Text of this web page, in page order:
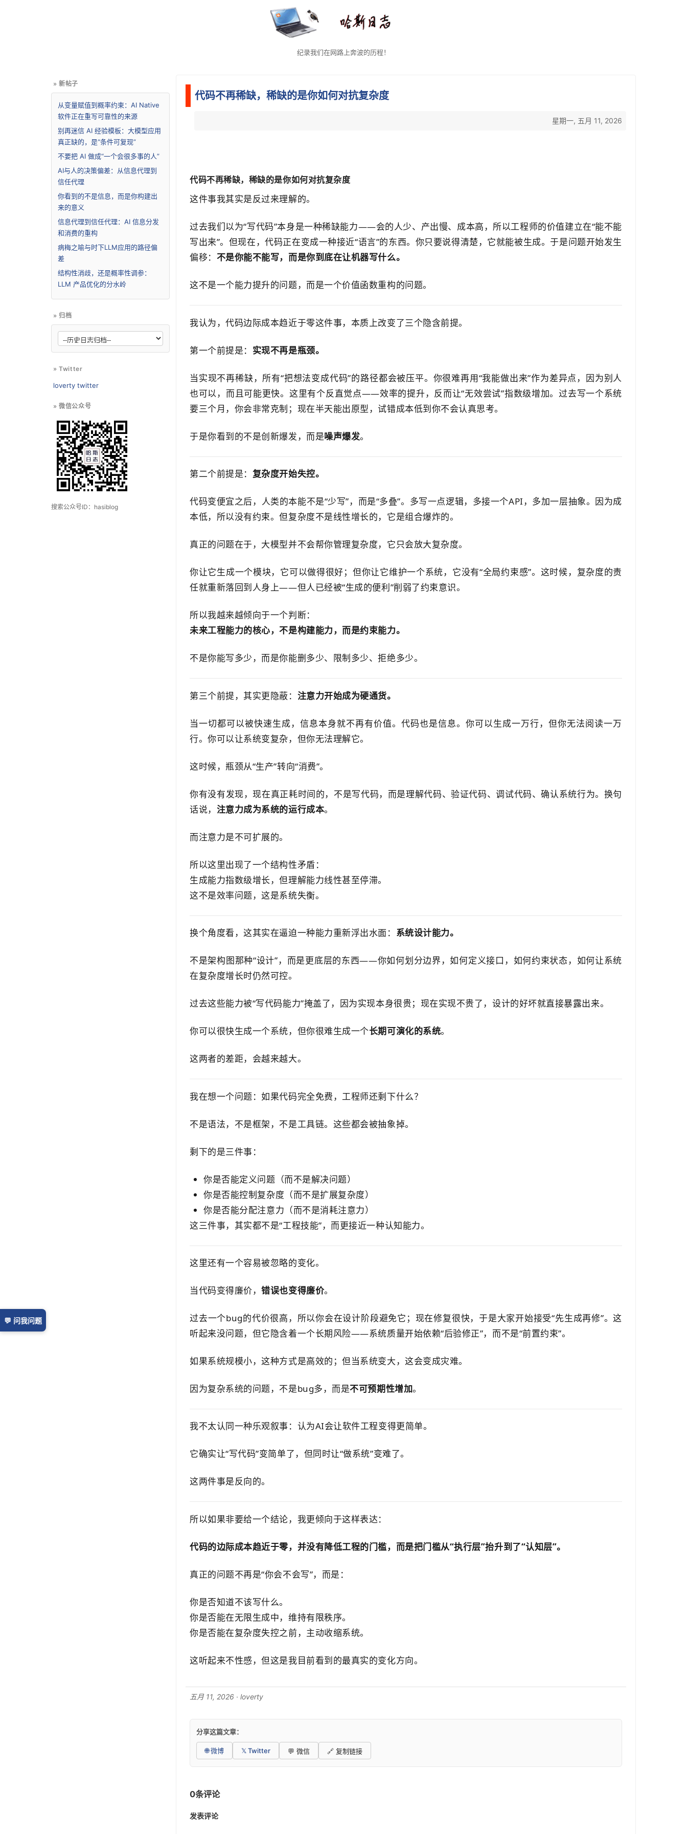
纪录我们在网路上奔波的历程！
» 新帖子
从变量赋值到概率约束：AI Native
软件正在重写可靠性的来源
别再迷信 AI 经验模板：大模型应用
真正缺的，是“条件可复现”
不要把 AI 做成“一个会很多事的人”
AI与人的决策偏差：从信息代理到
信任代理
你看到的不是信息，而是你构建出
来的意义
信息代理到信任代理：AI 信息分发
和消费的重构
病梅之喻与时下LLM应用的路径偏
差
结构性消歧，还是概率性调参：
LLM 产品优化的分水岭
» 归档
» Twitter
loverty twitter
» 微信公众号
搜索公众号ID：hasiblog
代码不再稀缺，稀缺的是你如何对抗复杂度
星期一, 五月 11, 2026
代码不再稀缺，稀缺的是你如何对抗复杂度
这件事我其实是反过来理解的。
过去我们以为“写代码”本身是一种稀缺能力——会的人少、产出慢、成本高，所以工程师的价值建立在“能不能
写出来”。但现在，代码正在变成一种接近“语言”的东西。你只要说得清楚，它就能被生成。于是问题开始发生
偏移： 不是你能不能写，而是你到底在让机器写什么。
这不是一个能力提升的问题，而是一个价值函数重构的问题。
我认为，代码边际成本趋近于零这件事，本质上改变了三个隐含前提。
第一个前提是： 实现不再是瓶颈。
当实现不再稀缺，所有“把想法变成代码”的路径都会被压平。你很难再用“我能做出来”作为差异点，因为别人
也可以，而且可能更快。这里有个反直觉点——效率的提升，反而让“无效尝试”指数级增加。过去写一个系统
要三个月，你会非常克制；现在半天能出原型，试错成本低到你不会认真思考。
于是你看到的不是创新爆发，而是噪声爆发。
第二个前提是： 复杂度开始失控。
代码变便宜之后，人类的本能不是“少写”，而是“多叠”。多写一点逻辑，多接一个API，多加一层抽象。因为成
本低，所以没有约束。但复杂度不是线性增长的，它是组合爆炸的。
真正的问题在于，大模型并不会帮你管理复杂度，它只会放大复杂度。
你让它生成一个模块，它可以做得很好；但你让它维护一个系统，它没有“全局约束感”。这时候，复杂度的责
任就重新落回到人身上——但人已经被“生成的便利”削弱了约束意识。
所以我越来越倾向于一个判断：
未来工程能力的核心，不是构建能力，而是约束能力。
不是你能写多少，而是你能删多少、限制多少、拒绝多少。
第三个前提，其实更隐蔽： 注意力开始成为硬通货。
当一切都可以被快速生成，信息本身就不再有价值。代码也是信息。你可以生成一万行，但你无法阅读一万
行。你可以让系统变复杂，但你无法理解它。
这时候，瓶颈从“生产”转向“消费”。
你有没有发现，现在真正耗时间的，不是写代码，而是理解代码、验证代码、调试代码、确认系统行为。换句
话说， 注意力成为系统的运行成本。
而注意力是不可扩展的。
所以这里出现了一个结构性矛盾：
生成能力指数级增长，但理解能力线性甚至停滞。
这不是效率问题，这是系统失衡。
换个角度看，这其实在逼迫一种能力重新浮出水面： 系统设计能力。
不是架构图那种“设计”，而是更底层的东西——你如何划分边界，如何定义接口，如何约束状态，如何让系统
在复杂度增长时仍然可控。
过去这些能力被“写代码能力”掩盖了，因为实现本身很贵；现在实现不贵了，设计的好坏就直接暴露出来。
你可以很快生成一个系统，但你很难生成一个长期可演化的系统。
这两者的差距，会越来越大。
我在想一个问题：如果代码完全免费，工程师还剩下什么？
不是语法，不是框架，不是工具链。这些都会被抽象掉。
剩下的是三件事：
你是否能定义问题（而不是解决问题）
你是否能控制复杂度（而不是扩展复杂度）
你是否能分配注意力（而不是消耗注意力）
这三件事，其实都不是“工程技能”，而更接近一种认知能力。
这里还有一个容易被忽略的变化。
当代码变得廉价，错误也变得廉价。
过去一个bug的代价很高，所以你会在设计阶段避免它；现在修复很快，于是大家开始接受“先生成再修”。这
听起来没问题，但它隐含着一个长期风险——系统质量开始依赖“后验修正”，而不是“前置约束”。
如果系统规模小，这种方式是高效的；但当系统变大，这会变成灾难。
因为复杂系统的问题，不是bug多，而是不可预期性增加。
我不太认同一种乐观叙事：认为AI会让软件工程变得更简单。
它确实让“写代码”变简单了，但同时让“做系统”变难了。
这两件事是反向的。
所以如果非要给一个结论，我更倾向于这样表达：
代码的边际成本趋近于零，并没有降低工程的门槛，而是把门槛从“执行层”抬升到了“认知层”。
真正的问题不再是“你会不会写”，而是：
你是否知道不该写什么。
你是否能在无限生成中，维持有限秩序。
你是否能在复杂度失控之前，主动收缩系统。
这听起来不性感，但这是我目前看到的最真实的变化方向。
五月 11, 2026 · loverty
分享这篇文章：
🌐 微博 𝕏 Twitter 💬 微信 🔗 复制链接
0条评论
发表评论
💬 问我问题